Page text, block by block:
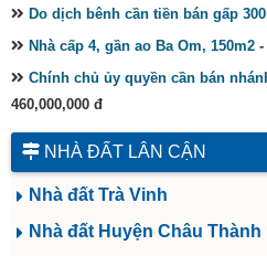
Do dịch bênh cần tiền bán gấp
Nhà cấp 4, gần ao Ba Om, 150m2 -
Chính chủ ủy quyền cần bán
460,000,000 đ
NHÀ ĐẤT LÂN CẬN
Nhà đất Trà Vinh
Nhà đất Huyện Châu Thành